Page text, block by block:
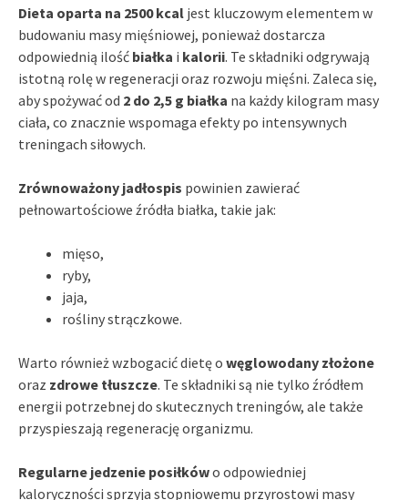
Dieta oparta na 2500 kcal jest kluczowym elementem w
budowaniu masy mięśniowej, ponieważ dostarcza
odpowiednią ilość białka i kalorii. Te składniki odgrywają
istotną rolę w regeneracji oraz rozwoju mięśni. Zaleca się,
aby spożywać od 2 do 2,5 g białka na każdy kilogram masy
ciała, co znacznie wspomaga efekty po intensywnych
treningach siłowych.
Zrównoważony jadłospis powinien zawierać
pełnowartościowe źródła białka, takie jak:
mięso,
ryby,
jaja,
rośliny strączkowe.
Warto również wzbogacić dietę o węglowodany złożone
oraz zdrowe tłuszcze. Te składniki są nie tylko źródłem
energii potrzebnej do skutecznych treningów, ale także
przyspieszają regenerację organizmu.
Regularne jedzenie posiłkówo odpowiedniej
kaloryczności sprzyja stopniowemu przyrostowi masy